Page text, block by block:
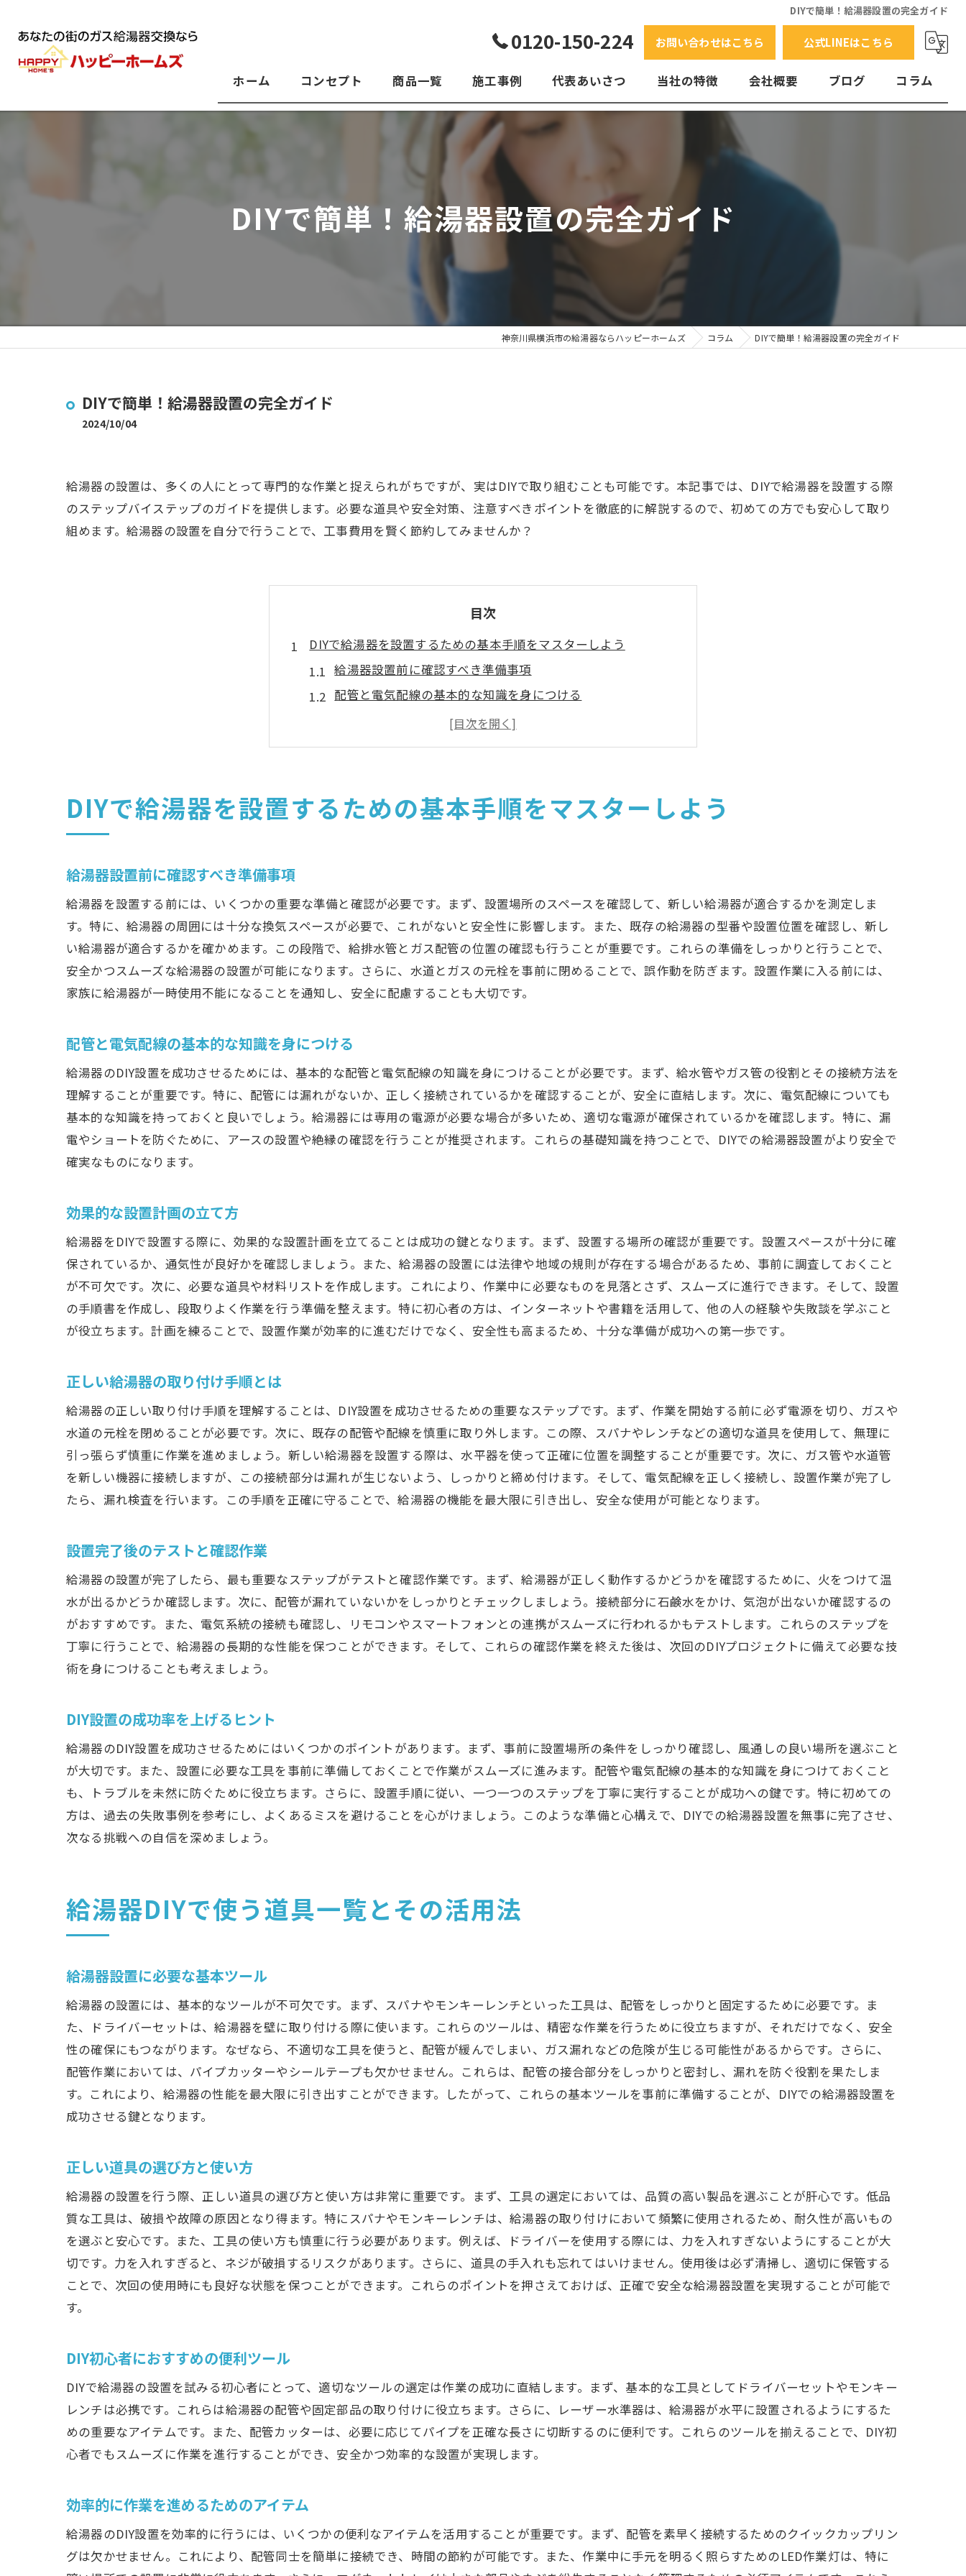
DIYで簡単！給湯器設置の完全ガイド
0120-150-224 お問い合わせはこちら 公式LINEはこちら
ホーム コンセプト 商品一覧
よくある質問
施工事例 代表あいさつ 当社の特徴
故障
会社概要 ブログ コラム
DIYで簡単！給湯器設置の完全ガイド
神奈川県横浜市の給湯器ならハッピーホームズ コラム DIYで簡単！給湯器設置の完全ガイド
DIYで簡単！給湯器設置の完全ガイド
2024/10/04
給湯器の設置は、多くの人にとって専門的な作業と捉えられがちですが、実はDIYで取り組むことも可能です。本記事では、DIYで給湯器を設置する際
のステップバイステップのガイドを提供します。必要な道具や安全対策、注意すべきポイントを徹底的に解説するので、初めての方でも安心して取り
組めます。給湯器の設置を自分で行うことで、工事費用を賢く節約してみませんか？
目次
DIYで給湯器を設置するための基本手順をマスターしよう
給湯器設置前に確認すべき準備事項
配管と電気配線の基本的な知識を身につける
効果的な設置計画の立て方
正しい給湯器の取り付け手順とは
DIY設置の成功率を上げるヒント
給湯器DIYで使う道具一覧とその活用法
DIY初心者におすすめの便利ツール
効率的に作業を進めるためのアイテム
工具のメンテナンス方法
ツールの貸し借りサービスの活用法
安全第一！給湯器設置時の注意点と安全対策
給湯器設置におけるリスク管理
設置中の事故を防ぐための対策
安全な作業環境を作る方法
緊急時の対応手順と事前準備
プロのアドバイスを参考にする重要性
設置中に注意すべき重要なポイント
トラブルシューティングの基本
作業完了後の確認事項とメンテナンス
初心者でも安心して始められる方法
プロに頼むよりも安く済ませるためのポイント
給湯器の選び方で節約を実現
長期的なメンテナンスコストを抑える方法
成功事例から学ぶ節約テクニック
配管や電気配線の重要性
設置環境に適した給湯器の選び方
施工保証と品質確保のための方法
設置後のアフターサービスを考慮する理由
DIY設置によるコスト削減の秘訣
費用削減のための効率的な作業計画
プロとDIYの比較に基づく選択
DIY成功のための具体的なステップ
設置前に確認する必要がある項目
よくあるミスを避けるためのガイド
設置手順の見直しポイント
プロのアドバイスを活用する方法
DIYで給湯器を設置するための基本手順をマスターしよう
給湯器設置前に確認すべき準備事項
給湯器を設置する前には、いくつかの重要な準備と確認が必要です。まず、設置場所のスペースを確認して、新しい給湯器が適合するかを測定しま
す。特に、給湯器の周囲には十分な換気スペースが必要で、これがないと安全性に影響します。また、既存の給湯器の型番や設置位置を確認し、新し
い給湯器が適合するかを確かめます。この段階で、給排水管とガス配管の位置の確認も行うことが重要です。これらの準備をしっかりと行うことで、
安全かつスムーズな給湯器の設置が可能になります。さらに、水道とガスの元栓を事前に閉めることで、誤作動を防ぎます。設置作業に入る前には、
家族に給湯器が一時使用不能になることを通知し、安全に配慮することも大切です。
配管と電気配線の基本的な知識を身につける
給湯器のDIY設置を成功させるためには、基本的な配管と電気配線の知識を身につけることが必要です。まず、給水管やガス管の役割とその接続方法を
理解することが重要です。特に、配管には漏れがないか、正しく接続されているかを確認することが、安全に直結します。次に、電気配線についても
基本的な知識を持っておくと良いでしょう。給湯器には専用の電源が必要な場合が多いため、適切な電源が確保されているかを確認します。特に、漏
電やショートを防ぐために、アースの設置や絶縁の確認を行うことが推奨されます。これらの基礎知識を持つことで、DIYでの給湯器設置がより安全で
確実なものになります。
効果的な設置計画の立て方
給湯器をDIYで設置する際に、効果的な設置計画を立てることは成功の鍵となります。まず、設置する場所の確認が重要です。設置スペースが十分に確
保されているか、通気性が良好かを確認しましょう。また、給湯器の設置には法律や地域の規則が存在する場合があるため、事前に調査しておくこと
が不可欠です。次に、必要な道具や材料リストを作成します。これにより、作業中に必要なものを見落とさず、スムーズに進行できます。そして、設置
の手順書を作成し、段取りよく作業を行う準備を整えます。特に初心者の方は、インターネットや書籍を活用して、他の人の経験や失敗談を学ぶこと
が役立ちます。計画を練ることで、設置作業が効率的に進むだけでなく、安全性も高まるため、十分な準備が成功への第一歩です。
正しい給湯器の取り付け手順とは
給湯器の正しい取り付け手順を理解することは、DIY設置を成功させるための重要なステップです。まず、作業を開始する前に必ず電源を切り、ガスや
水道の元栓を閉めることが必要です。次に、既存の配管や配線を慎重に取り外します。この際、スパナやレンチなどの適切な道具を使用して、無理に
引っ張らず慎重に作業を進めましょう。新しい給湯器を設置する際は、水平器を使って正確に位置を調整することが重要です。次に、ガス管や水道管
を新しい機器に接続しますが、この接続部分は漏れが生じないよう、しっかりと締め付けます。そして、電気配線を正しく接続し、設置作業が完了し
たら、漏れ検査を行います。この手順を正確に守ることで、給湯器の機能を最大限に引き出し、安全な使用が可能となります。
設置完了後のテストと確認作業
給湯器の設置が完了したら、最も重要なステップがテストと確認作業です。まず、給湯器が正しく動作するかどうかを確認するために、火をつけて温
水が出るかどうか確認します。次に、配管が漏れていないかをしっかりとチェックしましょう。接続部分に石鹸水をかけ、気泡が出ないか確認するの
がおすすめです。また、電気系統の接続も確認し、リモコンやスマートフォンとの連携がスムーズに行われるかもテストします。これらのステップを
丁寧に行うことで、給湯器の長期的な性能を保つことができます。そして、これらの確認作業を終えた後は、次回のDIYプロジェクトに備えて必要な技
術を身につけることも考えましょう。
DIY設置の成功率を上げるヒント
給湯器のDIY設置を成功させるためにはいくつかのポイントがあります。まず、事前に設置場所の条件をしっかり確認し、風通しの良い場所を選ぶこと
が大切です。また、設置に必要な工具を事前に準備しておくことで作業がスムーズに進みます。配管や電気配線の基本的な知識を身につけておくこと
も、トラブルを未然に防ぐために役立ちます。さらに、設置手順に従い、一つ一つのステップを丁寧に実行することが成功への鍵です。特に初めての
方は、過去の失敗事例を参考にし、よくあるミスを避けることを心がけましょう。このような準備と心構えで、DIYでの給湯器設置を無事に完了させ、
次なる挑戦への自信を深めましょう。
給湯器DIYで使う道具一覧とその活用法
給湯器設置に必要な基本ツール
給湯器の設置には、基本的なツールが不可欠です。まず、スパナやモンキーレンチといった工具は、配管をしっかりと固定するために必要です。ま
た、ドライバーセットは、給湯器を壁に取り付ける際に使います。これらのツールは、精密な作業を行うために役立ちますが、それだけでなく、安全
性の確保にもつながります。なぜなら、不適切な工具を使うと、配管が緩んでしまい、ガス漏れなどの危険が生じる可能性があるからです。さらに、
配管作業においては、パイプカッターやシールテープも欠かせません。これらは、配管の接合部分をしっかりと密封し、漏れを防ぐ役割を果たしま
す。これにより、給湯器の性能を最大限に引き出すことができます。したがって、これらの基本ツールを事前に準備することが、DIYでの給湯器設置を
成功させる鍵となります。
正しい道具の選び方と使い方
給湯器の設置を行う際、正しい道具の選び方と使い方は非常に重要です。まず、工具の選定においては、品質の高い製品を選ぶことが肝心です。低品
質な工具は、破損や故障の原因となり得ます。特にスパナやモンキーレンチは、給湯器の取り付けにおいて頻繁に使用されるため、耐久性が高いもの
を選ぶと安心です。また、工具の使い方も慎重に行う必要があります。例えば、ドライバーを使用する際には、力を入れすぎないようにすることが大
切です。力を入れすぎると、ネジが破損するリスクがあります。さらに、道具の手入れも忘れてはいけません。使用後は必ず清掃し、適切に保管する
ことで、次回の使用時にも良好な状態を保つことができます。これらのポイントを押さえておけば、正確で安全な給湯器設置を実現することが可能で
す。
DIY初心者におすすめの便利ツール
DIYで給湯器の設置を試みる初心者にとって、適切なツールの選定は作業の成功に直結します。まず、基本的な工具としてドライバーセットやモンキー
レンチは必携です。これらは給湯器の配管や固定部品の取り付けに役立ちます。さらに、レーザー水準器は、給湯器が水平に設置されるようにするた
めの重要なアイテムです。また、配管カッターは、必要に応じてパイプを正確な長さに切断するのに便利です。これらのツールを揃えることで、DIY初
心者でもスムーズに作業を進行することができ、安全かつ効率的な設置が実現します。
効率的に作業を進めるためのアイテム
給湯器のDIY設置を効率的に行うには、いくつかの便利なアイテムを活用することが重要です。まず、配管を素早く接続するためのクイックカップリン
グは欠かせません。これにより、配管同士を簡単に接続でき、時間の節約が可能です。また、作業中に手元を明るく照らすためのLED作業灯は、特に